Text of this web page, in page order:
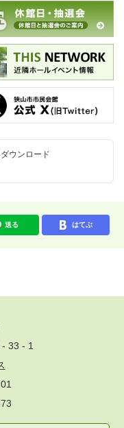
ウンロード
送る はてぶ
33 - 1